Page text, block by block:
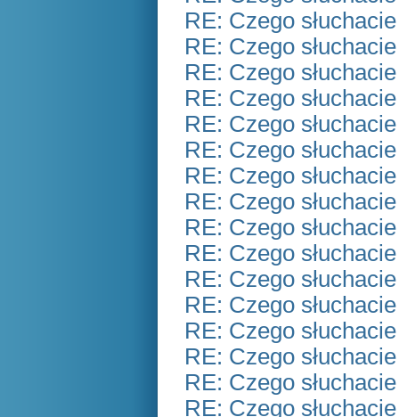
RE: Czego
RE: Czego
RE: Czego
RE: Czego
RE: Czego
RE: Czego
RE: Czego
RE: Czego
RE: Czego
RE: Czego
RE: Czego
RE: Czego
RE: Czego
RE: Czego
RE: Czego
RE: Czego